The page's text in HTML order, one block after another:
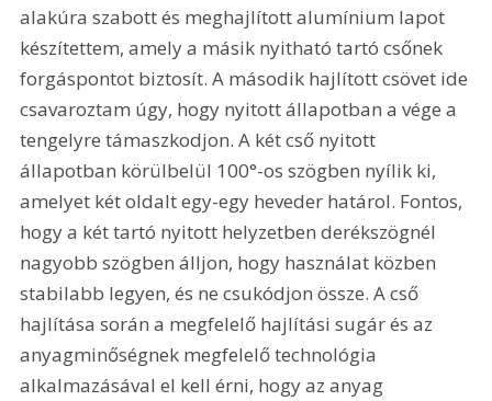
alakúra szabott és meghajlított alumínium lapot
készítettem, amely a másik nyitható tartó csőnek
forgáspontot biztosít. A második hajlított csövet ide
csavaroztam úgy, hogy nyitott állapotban a vége a
tengelyre támaszkodjon. A két cső nyitott
állapotban körülbelül 100°-os szögben nyílik ki,
amelyet két oldalt egy-egy heveder határol. Fontos,
hogy a két tartó nyitott helyzetben derékszögnél
nagyobb szögben álljon, hogy használat közben
stabilabb legyen, és ne csukódjon össze. A cső
hajlítása során a megfelelő hajlítási sugár és az
anyagminőségnek megfelelő technológia
alkalmazásával el kell érni, hogy az anyag